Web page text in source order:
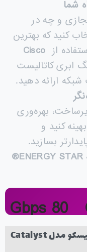
شما
و چه در
کنید که بهترین
از Cisco
ابری کاتالیست
ارائه دهید.
بهره‌وری
کنید و
بسازید.
ENERGY STAR®
80 Gbps
مشخصات فنی سوئیچ کاتالیست سیسکو مدل Catalyst